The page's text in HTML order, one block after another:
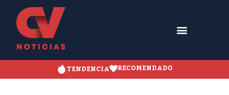
TENDENCIA RECOMENDADO